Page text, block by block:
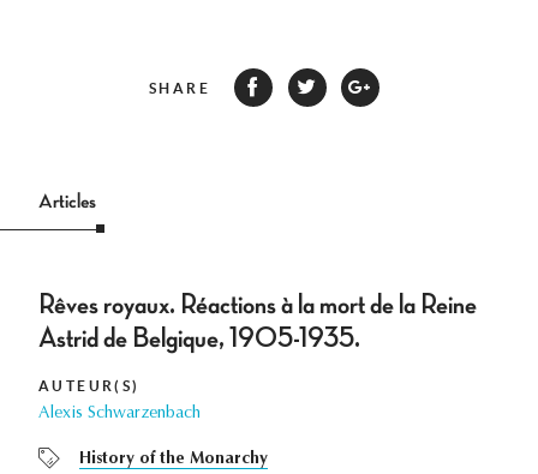
SHARE
Articles
Rêves royaux. Réactions à la mort de la Reine
Astrid de Belgique, 1905-1935.
AUTEUR(S)
Alexis Schwarzenbach
History of the Monarchy